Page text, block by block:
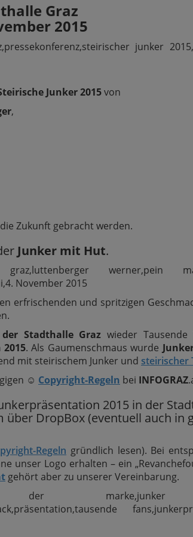
Graz
2015
Junker 2015von
,
Zukunft gebracht werden.
Junker mit Hut.
erfrischenden und spritzigen
Stadthalle Graz wieder Tausende
. Als Gaumenschmaus wurde
mit steirischem Junker und steirischer
☺ Copyright-Regeln bei INFOGRAZ
2015 in der
über DropBox (eventuell auch in
Regeln gründlich lesen). Bei
unser Logo erhalten – ein
gehört aber zu unserer Vereinbarung.